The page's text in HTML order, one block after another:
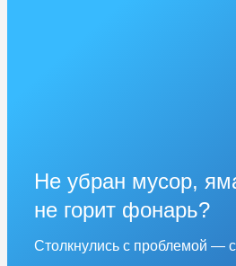
Не убран мусор,
не горит фонарь?
Столкнулись с проблемой —